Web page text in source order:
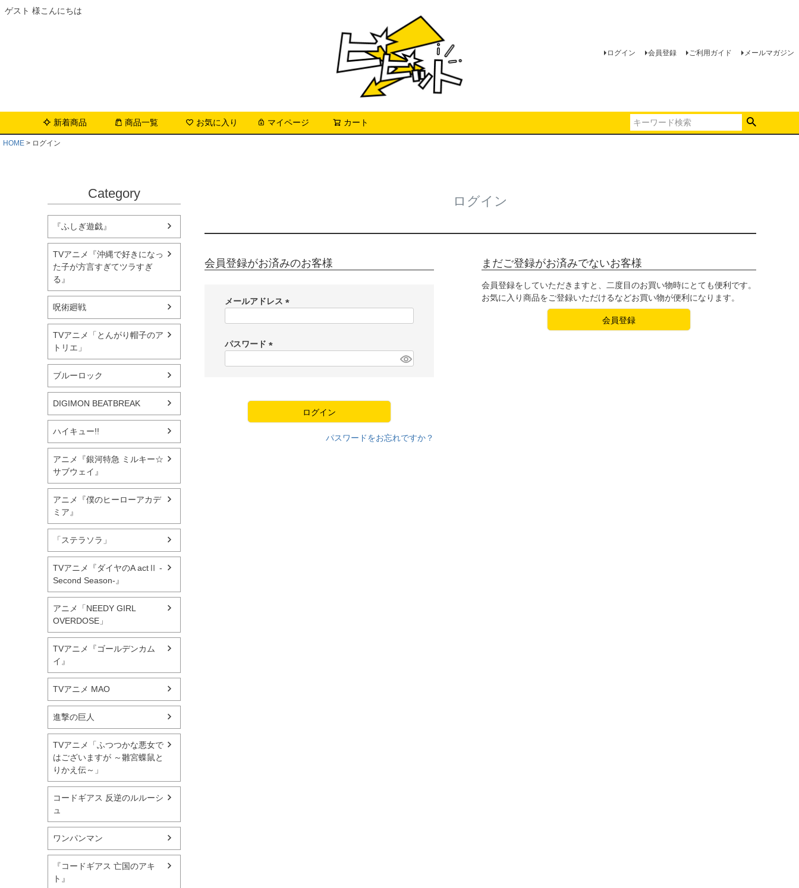
ゲスト 様こんにちは
ログイン 会員登録 ご利用ガイド メールマガジン
新着商品 商品一覧 お気に入り マイページ カート
HOME ログイン
Category
『ふしぎ遊戯』
TVアニメ『沖縄で好きになっ
た子が方言すぎてツラすぎ
る』
呪術廻戦
TVアニメ「とんがり帽子のア
トリエ」
ブルーロック
DIGIMON BEATBREAK
ハイキュー!!
アニメ『銀河特急 ミルキー☆
サブウェイ』
アニメ『僕のヒーローアカデ
ミア』
「ステラソラ」
TVアニメ『ダイヤのA actⅡ -
Second Season-』
アニメ「NEEDY GIRL
OVERDOSE」
TVアニメ『ゴールデンカム
イ』
TVアニメ MAO
進撃の巨人
TVアニメ「ふつつかな悪女で
はございますが ～雛宮蝶鼠と
りかえ伝～」
コードギアス 反逆のルルーシ
ュ
ワンパンマン
『コードギアス 亡国のアキ
ト』
ログイン
会員登録がお済みのお客様
メールアドレス
)
パスワード
ログイン
パスワードをお忘れですか？
まだご登録がお済みでないお客様
会員登録をしていただきますと、二度目のお買い物時にとても便利です。
お気に入り商品をご登録いただけるなどお買い物が便利になります。
会員登録